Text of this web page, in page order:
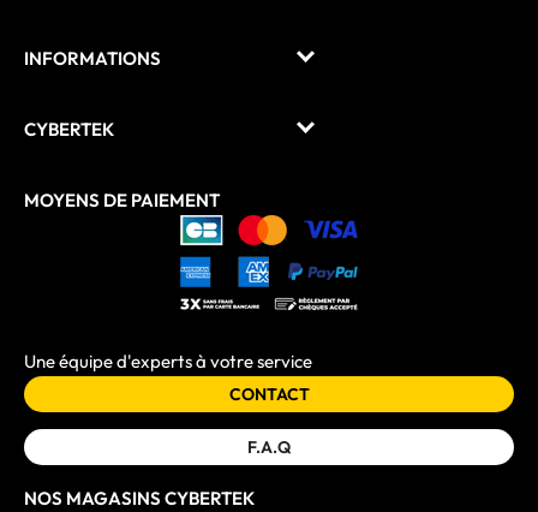
INFORMATIONS
CYBERTEK
MOYENS DE PAIEMENT
Une équipe d'experts à votre service
CONTACT
F.A.Q
NOS MAGASINS CYBERTEK